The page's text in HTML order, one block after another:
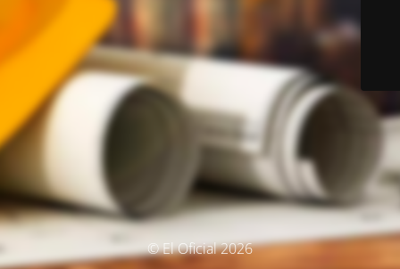
© El Oficial 2026